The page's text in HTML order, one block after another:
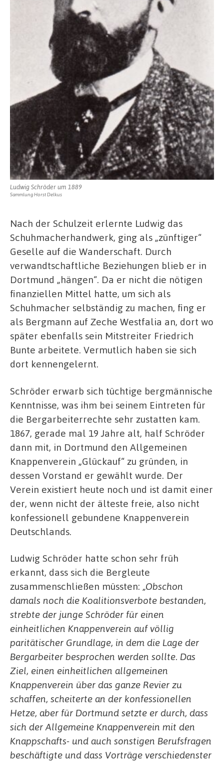
Ludwig Schröder um 1889
Sammlung Horst Delkus
Nach der Schulzeit erlernte Ludwig das
Schuhmacherhandwerk, ging als „zünftiger“
Geselle auf die Wanderschaft. Durch
verwandtschaftliche Beziehungen blieb er in
Dortmund „hängen“. Da er nicht die nötigen
finanziellen Mittel hatte, um sich als
Schuhmacher selbständig zu machen, fing er
als Bergmann auf Zeche Westfalia an, dort wo
später ebenfalls sein Mitstreiter Friedrich
Bunte arbeitete. Vermutlich haben sie sich
dort kennengelernt.
Schröder erwarb sich tüchtige bergmännische
Kenntnisse, was ihm bei seinem Eintreten für
die Bergarbeiterrechte sehr zustatten kam.
1867, gerade mal 19 Jahre alt, half Schröder
dann mit, in Dortmund den Allgemeinen
Knappenverein „Glückauf“ zu gründen, in
dessen Vorstand er gewählt wurde. Der
Verein existiert heute noch und ist damit einer
der, wenn nicht der älteste freie, also nicht
konfessionell gebundene Knappenverein
Deutschlands.
Ludwig Schröder hatte schon sehr früh
erkannt, dass sich die Bergleute
zusammenschließen müssten: „Obschon
damals noch die Koalitionsverbote bestanden,
strebte der junge Schröder für einen
einheitlichen Knappenverein auf völlig
paritätischer Grundlage, in dem die Lage der
Bergarbeiter besprochen werden sollte. Das
Ziel, einen einheitlichen allgemeinen
Knappenverein über das ganze Revier zu
schaffen, scheiterte an der konfessionellen
Hetze, aber für Dortmund setzte er durch, dass
sich der Allgemeine Knappenverein mit den
Knappschafts- und auch sonstigen Berufsfragen
beschäftigte und dass Vorträge verschiedenster